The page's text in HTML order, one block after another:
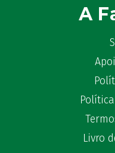
A
Livro